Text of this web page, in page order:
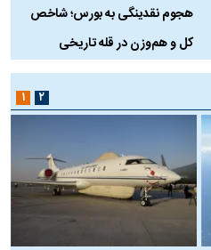
هجوم نقدینگی به بورس؛ شاخص
کل و هم‌وزن در قله تاریخی
۱ ۲